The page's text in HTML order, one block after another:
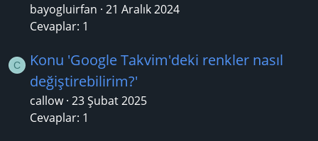
bayogluirfan 21 Aralık 2024
Cevaplar: 1
C
Konu 'Google Takvim'deki renkler nasıl
değiştirebilirim?'
callow 23 Şubat 2025
Cevaplar: 1